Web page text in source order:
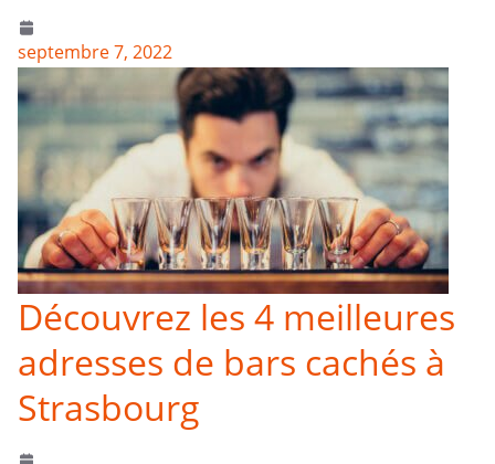
septembre 7, 2022
Découvrez les 4 meilleures
adresses de bars cachés à
Strasbourg